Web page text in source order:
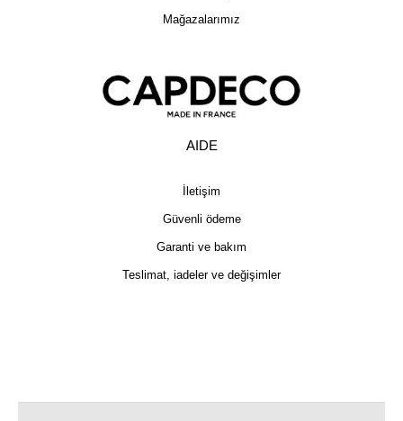
Mağazalarımız
AIDE
İletişim
Güvenli ödeme
Garanti ve bakım
Teslimat, iadeler ve değişimler